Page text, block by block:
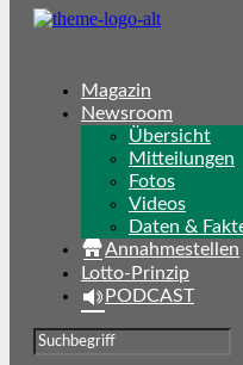
Magazin
Newsroom
Übersicht
Mitteilungen
Fotos
Videos
Daten &
Annahmestellen
Lotto-Prinzip
PODCAST